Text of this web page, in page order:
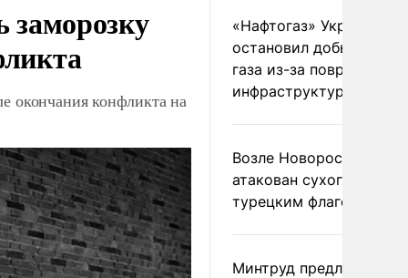
заморозку
окончания конфликта на
«Нафтогаз» Украины
остановил добычу
газа из-за повреждения
инфраструктуры
Возле Новороссийска
атакован сухогруз под
турецким флагом
Минтруд предложил